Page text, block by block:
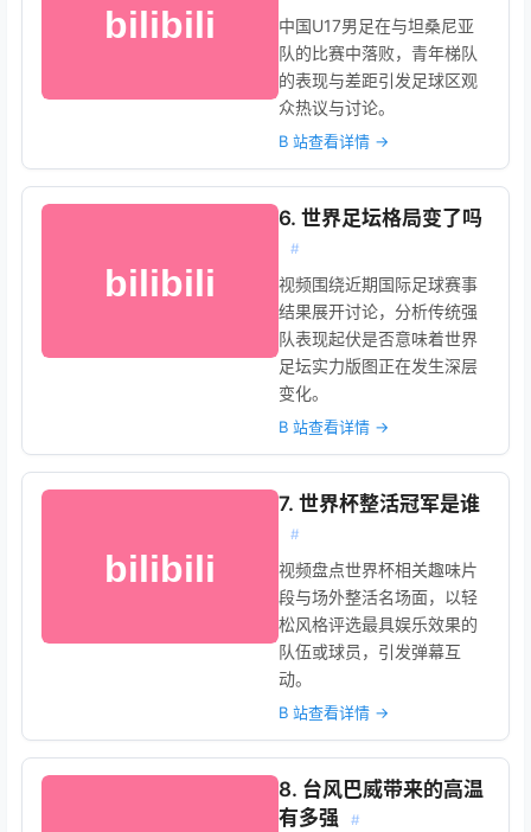
中国U17男足在与坦桑尼亚
队的比赛中落败，青年梯队
的表现与差距引发足球区观
众热议与讨论。
B 站查看详情 →
6. 世界足坛格局变了吗
#
视频围绕近期国际足球赛事
结果展开讨论，分析传统强
队表现起伏是否意味着世界
足坛实力版图正在发生深层
变化。
B 站查看详情 →
7. 世界杯整活冠军是谁
#
视频盘点世界杯相关趣味片
段与场外整活名场面，以轻
松风格评选最具娱乐效果的
队伍或球员，引发弹幕互
动。
B 站查看详情 →
8. 台风巴威带来的高温
有多强
#